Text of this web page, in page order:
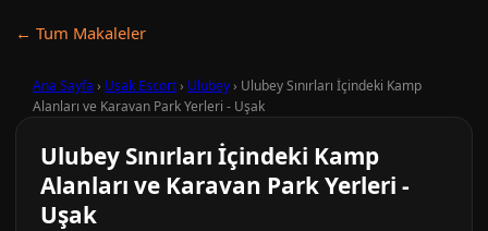
← Tum Makaleler
Ana Sayfa › Uşak Escort› Ulubey› Ulubey Sınırları İçindeki Kamp
Alanları ve Karavan Park Yerleri - Uşak
Ulubey Sınırları İçindeki Kamp
Alanları ve Karavan Park Yerleri -
Uşak